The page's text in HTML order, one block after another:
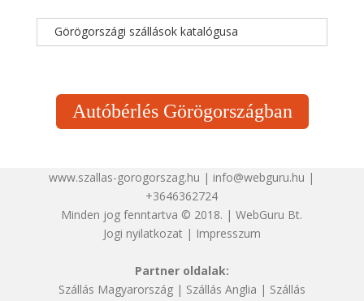
Görögországi szállások katalógusa
Autóbérlés Görögországban
www.szallas-gorogorszag.hu | info@webguru.hu |
+3646362724
Minden jog fenntartva © 2018. | WebGuru Bt.
Jogi nyilatkozat| Impresszum
Partner oldalak:
Szállás Magyarország| Szállás Anglia | Szállás